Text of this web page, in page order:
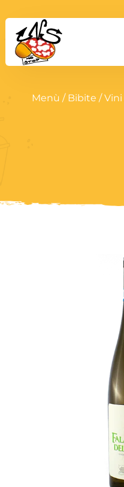
Menù / Bibite /Vini